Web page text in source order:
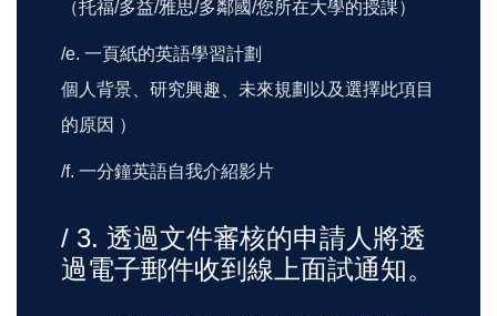
（托福/多益/雅思/多鄰國/您所在大學的授課）
/e. 一頁紙的英語學習計劃
個人背景、研究興趣、未來規劃以及選擇此項目
的原因 ）
/f. 一分鐘英語自我介紹影片
/ 3. 透過文件審核的申請人將透
過電子郵件收到線上面試通知。